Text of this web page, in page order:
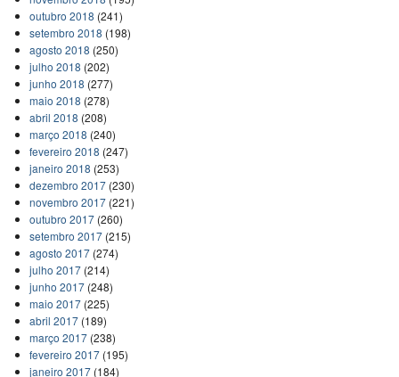
outubro 2018 (241)
setembro 2018 (198)
agosto 2018 (250)
julho 2018 (202)
junho 2018 (277)
maio 2018 (278)
abril 2018 (208)
março 2018 (240)
fevereiro 2018 (247)
janeiro 2018 (253)
dezembro 2017(230)
novembro 2017(221)
outubro 2017(260)
setembro 2017(215)
agosto 2017(274)
julho 2017(214)
junho 2017(248)
maio 2017(225)
abril 2017(189)
março 2017(238)
fevereiro 2017(195)
janeiro 2017(184)